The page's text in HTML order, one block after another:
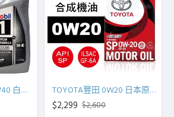
Mobil美孚1號 FS 0W40 白金全合成機油(歐系車適用)946ml(公司貨/汽油車適用)買4瓶贈好禮 TOYOTA豐田 0W20 日本原裝合成機油(SP級 GF-6A)4L(公司貨)
$2,299 $2,600